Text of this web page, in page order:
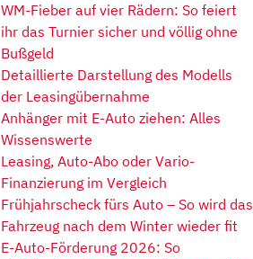
WM-Fieber auf vier Rädern: So feiert
ihr das Turnier sicher und völlig ohne
Bußgeld
Detaillierte Darstellung des Modells
der Leasingübernahme
Anhänger mit E-Auto ziehen: Alles
Wissenswerte
Leasing, Auto-Abo oder Vario-
Finanzierung im Vergleich
Frühjahrscheck fürs Auto – So wird das
Fahrzeug nach dem Winter wieder fit
E-Auto-Förderung 2026: So